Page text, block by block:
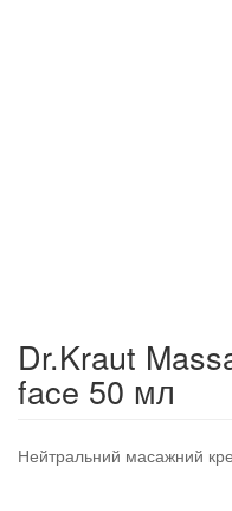
Dr.Kraut
face 50 мл
Нейтральний масажний